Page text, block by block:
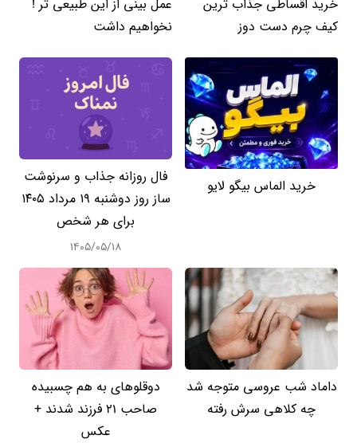
خرید اقساطی جذاب ترین
کیف چرم دست دوز
عمل بینی از این طبیعی تر !
نخواهیم داشت
خرید الماس بیگو لایو
فال روزانه جذاب و سرنوشت
ساز روز دوشنبه ۱۹ مرداد ۱۴۰۵
برای هر شخص
۱۴۰۵/۰۵/۱۸
داماد شب عروسی متوجه شد
چه کلاهی سرش رفته
دوقلوهای به هم چسبیده
صاحب 21 فرزند شدند +
عکس